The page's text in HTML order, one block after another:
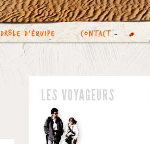
Drôle d’équipe Contact
LES VOYAGEURS